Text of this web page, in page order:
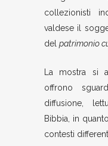
collezionisti
valdese il
del patrimonio
La mostra si
offrono
diffusione,
Bibbia, in
contesti